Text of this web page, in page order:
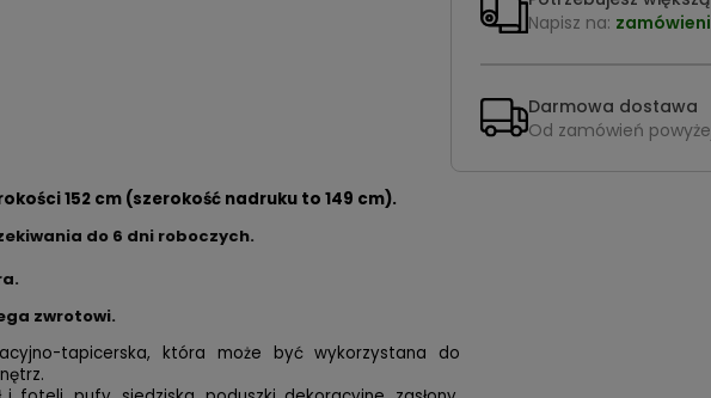
152 cm (szerokość nadruku to 149 cm).
do 6 dni roboczych.
zwrotowi.
tapicerska, która może być wykorzystana do
Napisz na:
Darmowa dostawa
Od zamówień